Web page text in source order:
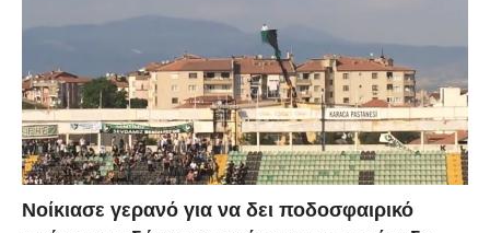
Νοίκιασε γερανό για να δει ποδοσφαιρικό